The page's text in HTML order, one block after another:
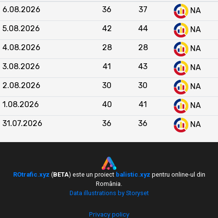
unici lunar, iar
abeauty.ro
atrage între 14.000 și
36.000 de vizitatori unici, cu afișări de până la
generează doar
4-8% din traficul celorlalte site-uri analizate, ceea
ce indică o vizibilitate redusă și o poziție slabă în
competiția din nișa medicală și de sănătate din
România.
6.08.2026
36 37
NA
5.08.2026
42 44
NA
4.08.2026
28 28
NA
3.08.2026
41 43
NA
2.08.2026
30 30
NA
1.08.2026
40 41
NA
31.07.2026
36 36 NA
ROtrafic.xyz (BETA) este un proiect balistic.xyz pentru online-ul din
România.
Data illustrations by Storyset
Privacy policy